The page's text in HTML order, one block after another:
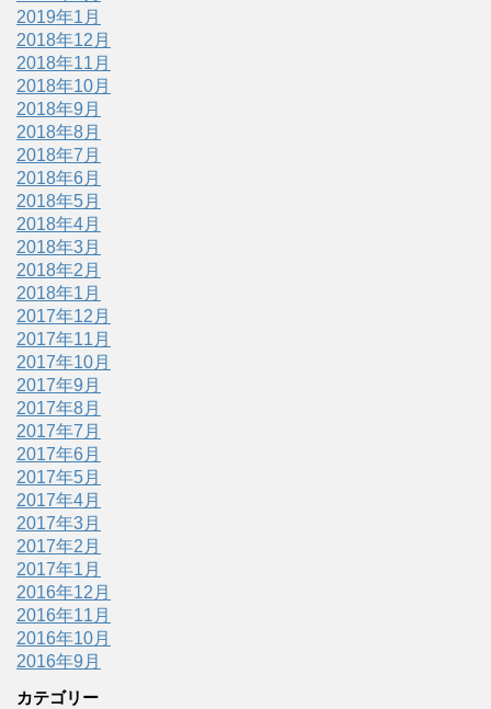
2019年1月
2018年12月
2018年11月
2018年10月
2018年9月
2018年8月
2018年7月
2018年6月
2018年5月
2018年4月
2018年3月
2018年2月
2018年1月
2017年12月
2017年11月
2017年10月
2017年9月
2017年8月
2017年7月
2017年6月
2017年5月
2017年4月
2017年3月
2017年2月
2017年1月
2016年12月
2016年11月
2016年10月
2016年9月
カテゴリー